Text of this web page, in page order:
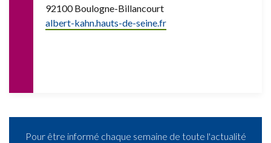
92100 Boulogne-Billancourt
albert-kahn.hauts-de-seine.fr
Pour être informé chaque semaine de toute l'actualité